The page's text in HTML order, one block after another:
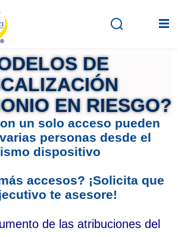
Inicio
En vivo
Grabados
Iniciar sesión
DE
EN RIESGO?
un solo acceso pueden
personas desde el
dispositivo
accesos? ¡Solicita que
te asesore!
de las atribuciones del